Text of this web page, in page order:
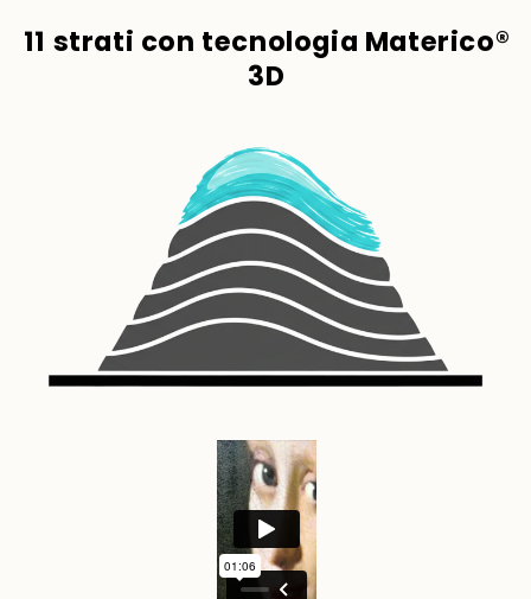
11 strati con tecnologia Materico®
3D